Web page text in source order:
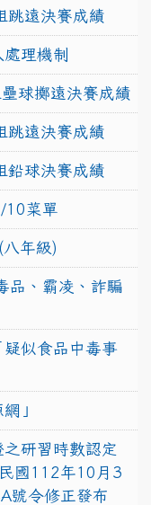
跳遠決賽成績
理機制
球擲遠決賽成績
跳遠決賽成績
鉛球決賽成績
10菜單
年級)
品、霸凌、詐騙
似食品中毒事
」
之研習時數認定
國112年10月3
號令修正發布